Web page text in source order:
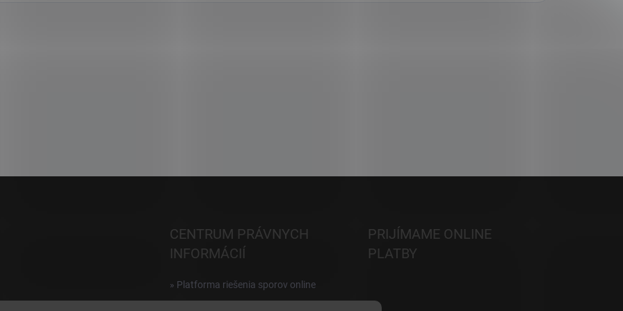
CENTRUM PRÁVNYCH
INFORMÁCIÍ
» Platforma riešenia sporov online
PRIJÍMAME ONLINE
PLATBY